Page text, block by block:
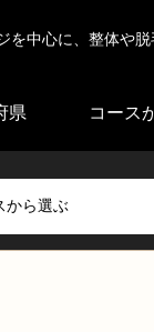
中心に、整体や
県 コース
から選ぶ